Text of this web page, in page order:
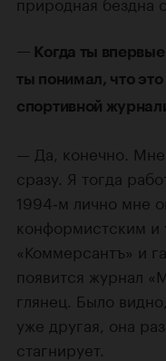
— Когда ты
ты понимал, что
спортивной
— Да, конечно. Мне
сразу. Я тогда
1994‑м лично мне
конформистским
«Коммерсантъ» и
появится журнал
глянец. Было
уже другая, она
стагнирует.